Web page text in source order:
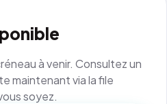
à venir. Consultez un
maintenant via la file
soyez.